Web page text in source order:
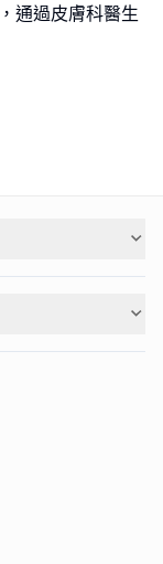
通過皮膚科醫生